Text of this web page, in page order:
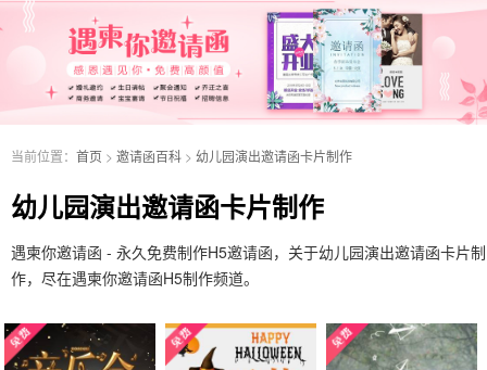
当前位置： 首页 > 邀请函百科 > 幼儿园演出邀请函卡片制作
幼儿园演出邀请函卡片制作
遇柬你邀请函 - 永久免费制作H5邀请函，关于幼儿园演出邀请函卡片制
作，尽在遇柬你邀请函H5制作频道。